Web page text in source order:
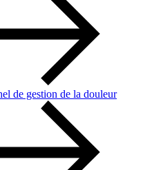
de gestion de la douleur